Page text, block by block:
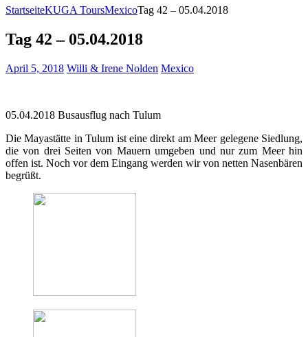
StartseiteKUGA ToursMexicoTag 42 – 05.04.2018
Tag 42 – 05.04.2018
April 5, 2018 Willi & Irene Nolden Mexico
05.04.2018 Busausflug nach Tulum
Die Mayastätte in Tulum ist eine direkt am Meer gelegene Siedlung,
die von drei Seiten von Mauern umgeben und nur zum Meer hin
offen ist. Noch vor dem Eingang werden wir von netten Nasenbären
begrüßt.